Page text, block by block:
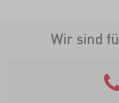
Wir sind